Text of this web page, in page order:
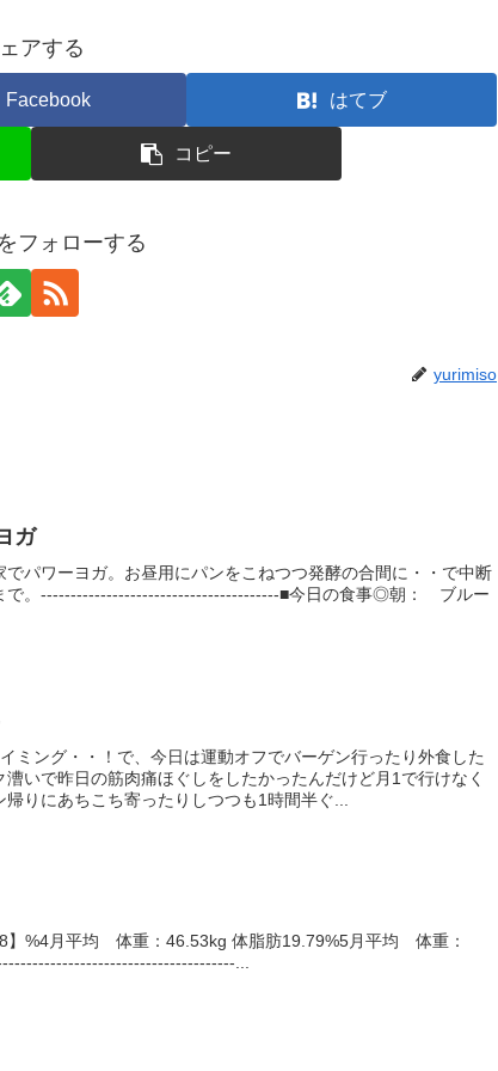
アする
Facebook はてブ
コピー
フォローする
yurimiso
ガ
パワーヨガ。お昼用にパンをこねつつ発酵の合間に・・で中断
で。----------------------------------------■今日の食事◎朝： ブルー
ミング・・！で、今日は運動オフでバーゲン行ったり外食した
いで昨日の筋肉痛ほぐしをしたかったんだけど月1で行けなく
りにあちこち寄ったりしつつも1時間半ぐ...
】%4月平均 体重：46.53kg 体脂肪19.79%5月平均 体重：
...